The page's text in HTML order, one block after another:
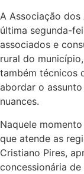
A Associação
última segunda-
associados e
rural do
também técnicos
abordar o
nuances.
Naquele
que atende as
Cristiano Pires,
concessionária